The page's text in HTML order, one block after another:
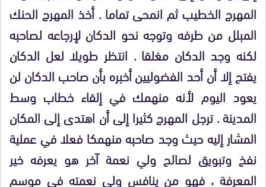
المهرج الخطيب ثم انمحى تماما . أخذ المهرج الحنك
المبلل من طرفه وتوجه نحو الدكان لإرجاعه لصاحبه
لكنه وجد الدكان مغلقا . انتظر طويلا لعل الدكان
يفتح إلا أن أحد الفضوليين أخبره بأن صاحب الدكان لن
يعود اليوم لأنه منهمك في إلقاء خطاب وسط
المدينة . ترجل المهرج كثيرا إلى أن اهتدى إلى المكان
المشار إليه حيث وجد صاحبه منهمكا فعلا في عملية
نفخ وتبويق لصالح ولي نعمة آخر هو يعرفه خير
المعرفة ، فهو من ينافس ولي نعمته في موسم